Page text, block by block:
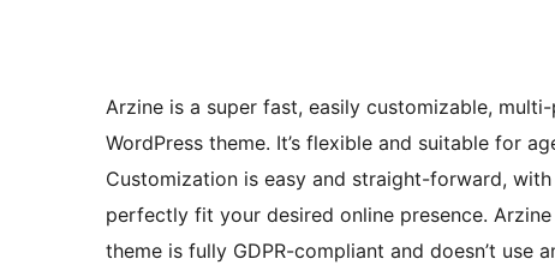
Arzine is a super fast, easily customizable,
WordPress theme. It’s flexible and suitable for
Customization is easy and straight-forward,
perfectly fit your desired online presence.
theme is fully GDPR-compliant and doesn’t use